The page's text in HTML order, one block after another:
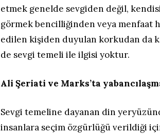
etmek genelde sevgiden değil,
görmek bencilliğinden veya menfaat
edilen kişiden duyulan korkudan da
de sevgi temeli ile ilgisi yoktur.
Ali Şeriati ve Marks’ta
Sevgi temeline dayanan din
insanlara seçim özgürlüğü verildiği